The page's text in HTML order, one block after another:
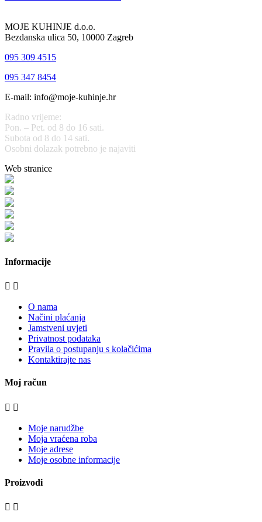
MOJE KUHINJE d.o.o.
Bezdanska ulica 50, 10000 Zagreb
095 309 4515
095 347 8454
E-mail: info@moje-kuhinje.hr
Radno vrijeme:
Pon. – Pet. od 8 do 16 sati.
Subota od 8 do 14 sati.
Osobni dolazak potrebno je najaviti
Web stranice
Informacije
 
O nama
Načini plaćanja
Jamstveni uvjeti
Privatnost podataka
Pravila o postupanju s kolačićima
Kontaktirajte nas
Moj račun
 
Moje narudžbe
Moja vraćena roba
Moje adrese
Moje osobne informacije
Proizvodi
 